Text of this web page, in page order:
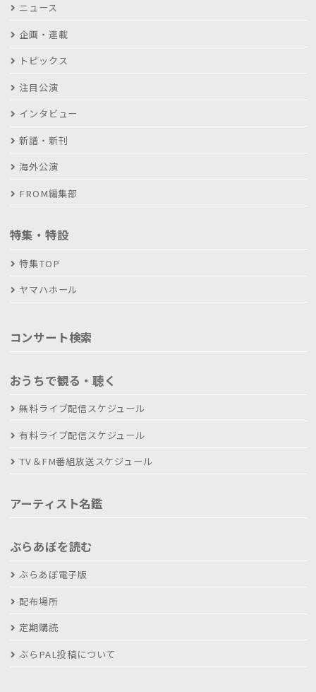
ニュース
企画・連載
トピックス
注目公演
インタビュー
新譜・新刊
海外公演
FROM編集部
特集・特設
特集TOP
ヤマハホール
コンサート検索
おうちで観る・聴く
無料ライブ配信スケジュール
有料ライブ配信スケジュール
TV＆FM番組放送スケジュール
アーティスト名鑑
ぶらあぼを読む
ぶらあぼ電子版
配布場所
定期購読
ぶらPAL投稿について